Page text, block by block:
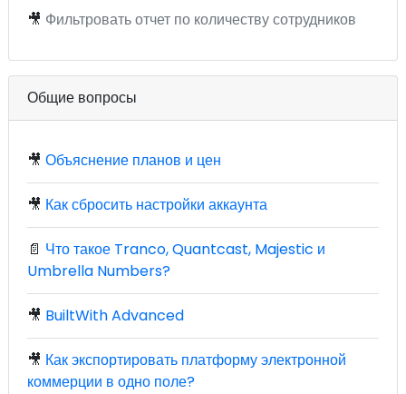
🎥 Фильтровать отчет по количеству сотрудников
Общие вопросы
🎥 Объяснение планов и цен
🎥 Как сбросить настройки аккаунта
📄 Что такое Tranco, Quantcast, Majestic и
Umbrella Numbers?
🎥 BuiltWith Advanced
🎥 Как экспортировать платформу электронной
коммерции в одно поле?